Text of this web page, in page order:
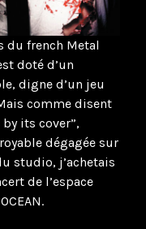
du french Metal
doté d’un
digne d’un jeu
comme disent
its cover”,
dégagée sur
studio, j’achetais
de l’espace